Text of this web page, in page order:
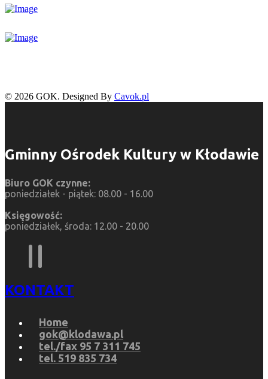
© 2026 GOK. Designed By Cavok.pl
Gminny Ośrodek Kultury w Kłodawie
Biuro GOK czynne:
poniedziałek - piątek: 08.00 - 16.00
Księgowość:
poniedziałek, środa: 12.00 - 20.00
KONTAKT
Home
gok@klodawa.pl
tel./fax 95 7 311 745
tel. 519 835 734